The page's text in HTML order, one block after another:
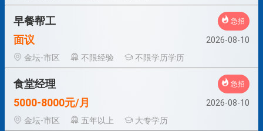
早餐帮工 急招
面议
2026-08-10
金坛-市区
不限经验 不限学历学历
食堂经理 急招
5000-8000元/月
2026-08-10
金坛-市区
五年以上 大专学历